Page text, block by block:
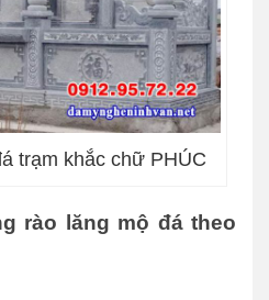
trạm khắc chữ PHÚC
rào lăng mộ đá theo